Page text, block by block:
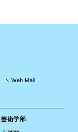
芸術学部
Web Mail